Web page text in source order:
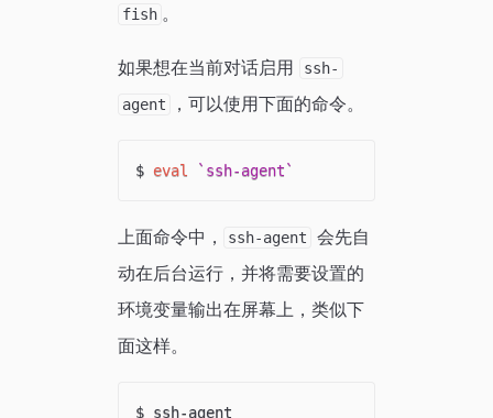
fish 。
如果想在当前对话启用 ssh-
agent ，可以使用下面的命令。
$ eval ` ssh-agent`
上面命令中， ssh-agent
会先自
动在后台运行，并将需要设置的
环境变量输出在屏幕上，类似下
面这样。